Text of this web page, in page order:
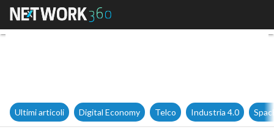
Fibercop, 50 manager in
Ultimi articoli Digital Economy Telco Industria 4.0